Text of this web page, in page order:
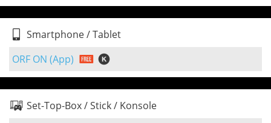
Smartphone / Tablet
ORF ON (App)
Set-Top-Box / Stick / Konsole